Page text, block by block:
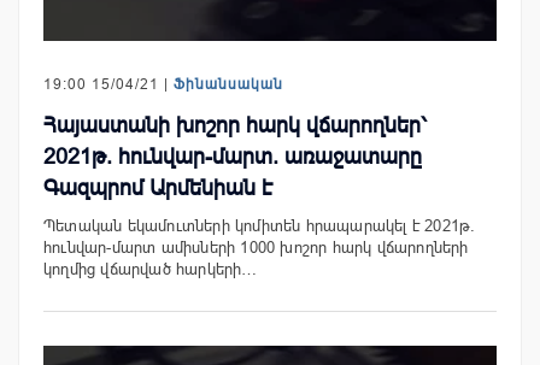
19:00 15/04/21 | Ֆինանսական
Հայաստանի խոշոր հարկ վճարողներ՝
2021թ. հունվար-մարտ. առաջատարը
Գազպրոմ Արմենիան է
Պետական եկամուտների կոմիտեն հրապարակել է 2021թ.
հունվար-մարտ ամիսների 1000 խոշոր հարկ վճարողների
կողմից վճարված հարկերի…